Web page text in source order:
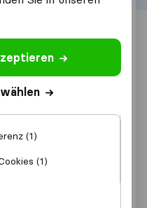
(1)
(1)